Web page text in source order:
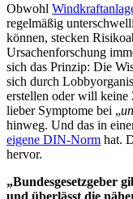
Obwohl
regelmäßig
können, stecken
Ursachenforschung
sich das Prinzip: Die
sich durch
erstellen oder will keine
lieber Symptome bei „
hinweg. Und das in
eigene DIN-Norm hat.
hervor.
„Bundesgesetzgeber
und überlässt die